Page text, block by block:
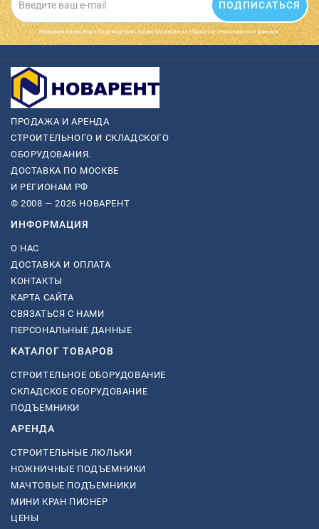
ПОДПИСАТЬСЯ
Нажимая на кнопку «Подписаться», я даю cогласие на обработку персональных данных.
ПРОДАЖА И АРЕНДА
СТРОИТЕЛЬНОГО И СКЛАДСКОГО
ОБОРУДОВАНИЯ.
ДОСТАВКА ПО МОСКВЕ
И РЕГИОНАМ РФ
© 2008 — 2026 НОВАРЕНТ
ИНФОРМАЦИЯ
О НАС
ДОСТАВКА И ОПЛАТА
КОНТАКТЫ
КАРТА САЙТА
СВЯЗАТЬСЯ С НАМИ
ПЕРСОНАЛЬНЫЕ ДАННЫЕ
КАТАЛОГ ТОВАРОВ
СТРОИТЕЛЬНОЕ ОБОРУДОВАНИЕ
СКЛАДСКОЕ ОБОРУДОВАНИЕ
ПОДЪЕМНИКИ
АРЕНДА
СТРОИТЕЛЬНЫЕ ЛЮЛЬКИ
НОЖНИЧНЫЕ ПОДЪЕМНИКИ
МАЧТОВЫЕ ПОДЪЕМНИКИ
МИНИ КРАН ПИОНЕР
ЦЕНЫ